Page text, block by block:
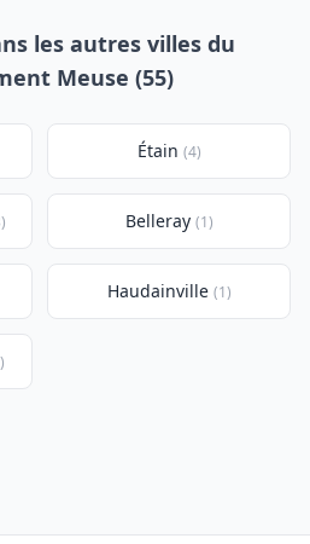
les autres villes du
Meuse (55)
Étain (4)
Belleray (1)
Haudainville (1)